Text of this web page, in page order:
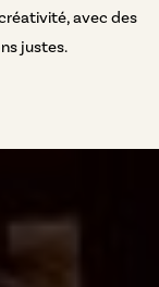
avec des
justes.